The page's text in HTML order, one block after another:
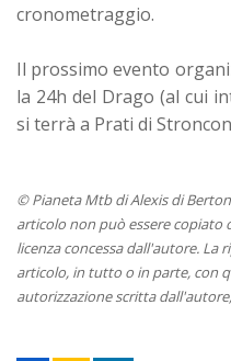
cronometraggio.
Il prossimo evento
la 24h del Drago (al cui
si terrà a Prati di
© Pianeta Mtb di Alexis di
articolo non può essere copiato
licenza concessa dall'autore.
articolo, in tutto o in parte, con
autorizzazione scritta